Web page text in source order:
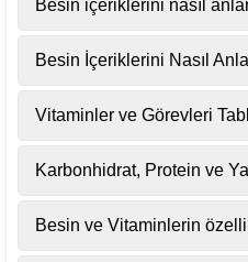
Besin içeriklerini nasıl
Besin İçeriklerini Nasıl
Vitaminler ve Görevleri
Karbonhidrat, Protein ve
Besin ve Vitaminlerin